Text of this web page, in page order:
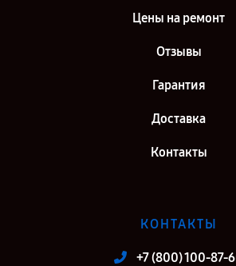
Цены на ремонт
Отзывы
Гарантия
Доставка
Контакты
КОНТАКТЫ
+7 (800) 100-87-